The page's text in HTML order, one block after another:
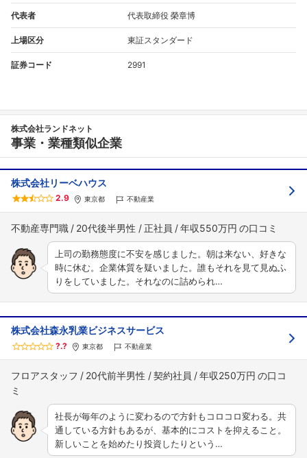
代表者 代表取締役 榮章博
上場区分 東証スタンダード
証券コード 2991
株式会社ランドネット
事業・業種類似企業
株式会社リーベハウス
2.9 東京都 不動産業
不動産専門職 20代後半男性 正社員 年収550万円
上司の勤務態度に不安を感じました。朝は来ない、好きな
時に休む。企業体質を疑いました。誰もそれを見て見ぬふ
りをしていました。それなのに詰められ…
株式会社森永乳業ビジネスサービス
?.? 東京都 不動産業
フロアスタッフ 20代前半男性 契約社員 年収250万円
社長が毎年のように変わるので方針もコロコロ変わる。共
通している方針もあるが、基本的にコストを抑えること。
新しいことを始めたり投資したりという…